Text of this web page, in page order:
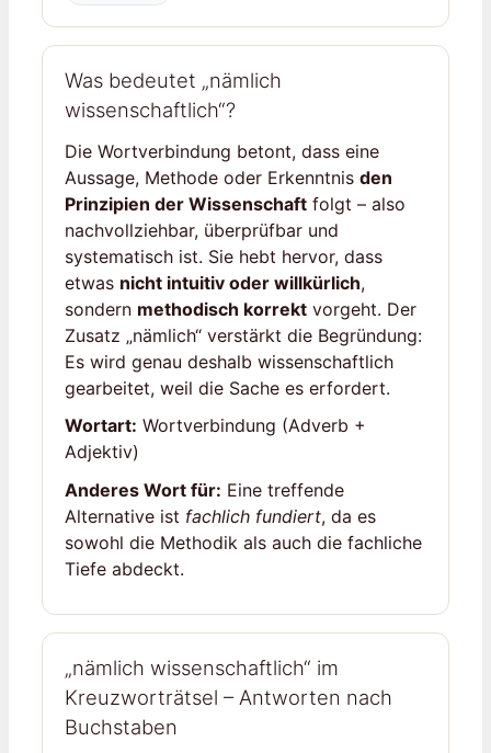
Was bedeutet „nämlich
wissenschaftlich“?
Die Wortverbindung betont, dass eine
Aussage, Methode oder Erkenntnis den
Prinzipien der Wissenschaft folgt – also
nachvollziehbar, überprüfbar und
systematisch ist. Sie hebt hervor, dass
etwas nicht intuitiv oder willkürlich,
sondern methodisch korrekt vorgeht. Der
Zusatz „nämlich“ verstärkt die Begründung:
Es wird genau deshalb wissenschaftlich
gearbeitet, weil die Sache es erfordert.
Wortart: Wortverbindung (Adverb +
Adjektiv)
Anderes Wort für: Eine treffende
Alternative ist fachlich fundiert, da es
sowohl die Methodik als auch die fachliche
Tiefe abdeckt.
„nämlich wissenschaftlich“ im
Kreuzworträtsel – Antworten nach
Buchstaben